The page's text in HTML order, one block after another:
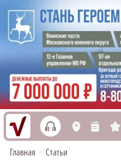
h L n s
Главная • Статьи